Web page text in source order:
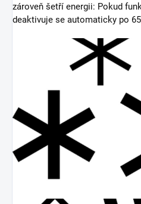
zároveň šetří energii: Pokud
deaktivuje se automaticky po